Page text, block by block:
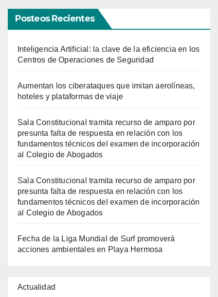
Posteos Recientes
Inteligencia Artificial: la clave de la eficiencia en los
Centros de Operaciones de Seguridad
Aumentan los ciberataques que imitan aerolíneas,
hoteles y plataformas de viaje
Sala Constitucional tramita recurso de amparo por
presunta falta de respuesta en relación con los
fundamentos técnicos del examen de incorporación
al Colegio de Abogados
Sala Constitucional tramita recurso de amparo por
presunta falta de respuesta en relación con los
fundamentos técnicos del examen de incorporación
al Colegio de Abogados
Fecha de la Liga Mundial de Surf promoverá
acciones ambientales en Playa Hermosa
Actualidad